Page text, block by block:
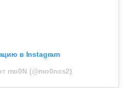
в Instagram
mo0N (@mo0ncs2)